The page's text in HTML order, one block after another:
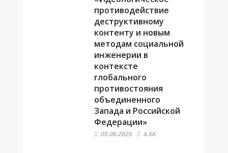
противодействие
деструктивному
контенту и новым
методам социальной
инженерии в
контексте
глобального
противостояния
объединенного
Запада и Российской
Федерации»
05.06.2025 4.5K